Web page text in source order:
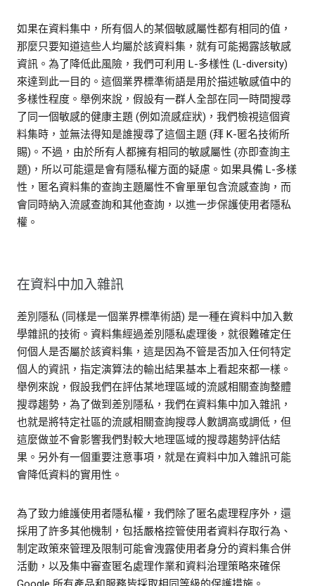
如果在資料集中，所有個人的某個敏感屬性都有相同的值，
那麼只要知道這些人均屬於該資料集，就有可能揭露該敏感
資訊。為了降低此風險，我們可利用 L-多樣性 (L-diversity)
來達到此一目的。這個業界標準術語是用於描述敏感值中的
多樣性程度。舉例來說，假設有一群人全部在同一時間搜尋
了同一個敏感的健康主題 (例如流感症狀)，我們檢視這個資
料集時，並無法得知是誰搜尋了這個主題 (拜 K-匿名技術所
賜)。不過，由於所有人都擁有相同的敏感屬性 (亦即查詢主
題)，所以可能還是會有隱私權方面的疑慮。如果具備 L-多樣
性，匿名資料集的查詢主題屬性不會單單包含流感查詢，而
會同時納入流感查詢和其他查詢，以進一步保護使用者隱私
權。
在資料中加入雜訊
差別隱私 (同樣是一個業界標準術語) 是一種在資料中加入數
學雜訊的技術。資料集經過差別隱私處理後，就很難確定任
何個人是否屬於該資料集，這是因為不管是否加入任何特定
個人的資訊，指定演算法的輸出結果基本上看起來都一樣。
舉例來說，假設我們在評估某地理區域的流感相關查詢整體
搜尋趨勢，為了做到差別隱私，我們在資料集中加入雜訊，
也就是將特定社區的流感相關查詢搜尋人數調高或調低，但
這麼做並不會影響我們對較大地理區域的搜尋趨勢評估結
果。另外有一個重要注意事項，就是在資料中加入雜訊可能
會降低資料的實用性。
為了致力維護使用者隱私權，我們除了匿名處理程序外，還
採用了許多其他機制，包括嚴格控管使用者資料存取行為、
制定政策來管理及限制可能會洩露使用者身分的資料集合併
活動，以及集中審查匿名處理作業和資料治理策略來確保